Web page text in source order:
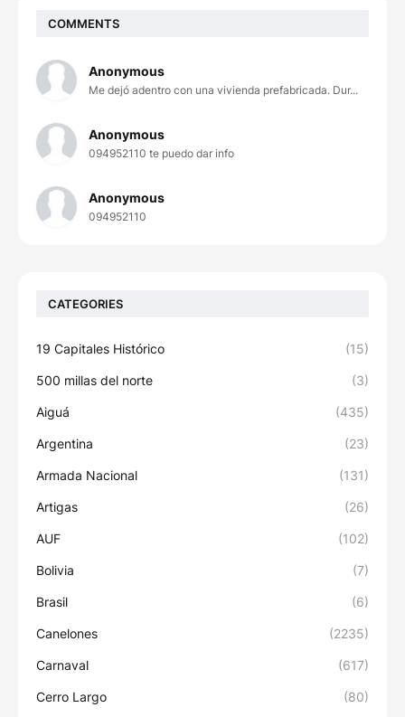
COMMENTS
Anonymous
Me dejó adentro con una vivienda prefabricada. Dur...
Anonymous
094952110 te puedo dar info
Anonymous
094952110
CATEGORIES
19 Capitales Histórico (15)
500 millas del norte (3)
Aiguá (435)
Argentina (23)
Armada Nacional (131)
Artigas (26)
AUF (102)
Bolivia (7)
Brasil (6)
Canelones (2235)
Carnaval (617)
Cerro Largo (80)